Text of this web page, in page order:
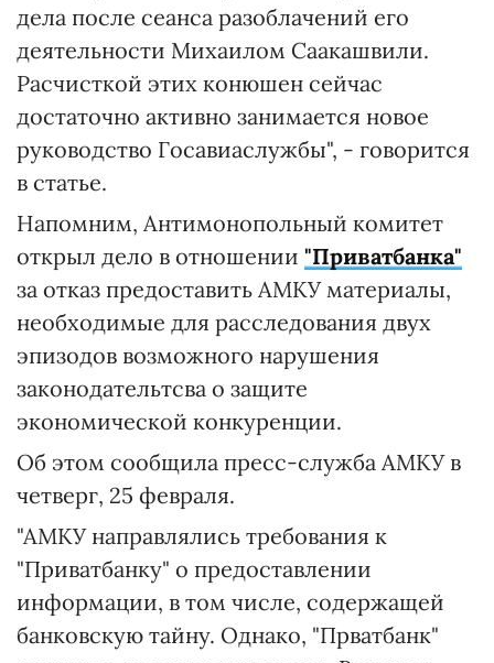
дела после сеанса разоблачений его
деятельности Михаилом Саакашвили.
Расчисткой этих конюшен сейчас
достаточно активно занимается новое
руководство Госавиаслужбы", - говорится
в статье.
Напомним, Антимонопольный комитет
открыл дело в отношении "Приватбанка"
за отказ предоставить АМКУ материалы,
необходимые для расследования двух
эпизодов возможного нарушения
законодательтсва о защите
экономической конкуренции.
Об этом сообщила пресс-служба АМКУ в
четверг, 25 февраля.
"АМКУ направлялись требования к
"Приватбанку" о предоставлении
информации, в том числе, содержащей
банковскую тайну. Однако, "Прватбанк"